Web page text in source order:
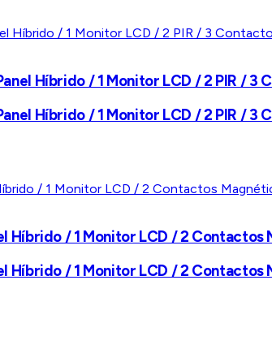
Híbrido / 1 Monitor LCD / 2 PIR /
Híbrido / 1 Monitor LCD / 2 PIR /
Híbrido / 1 Monitor LCD / 2
Híbrido / 1 Monitor LCD / 2